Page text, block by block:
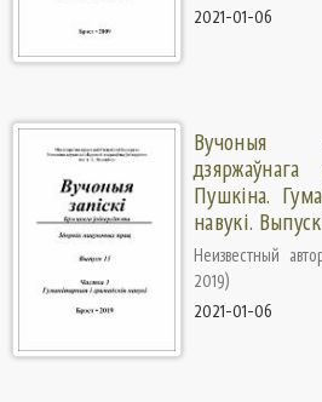
2021-01-06
Вучоныя
Пушкіна.
навукi.
Неизвестный
2019)
2021-01-06